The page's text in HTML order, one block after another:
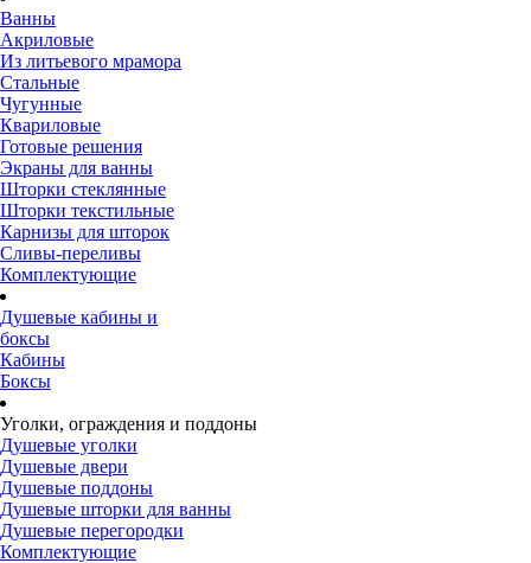
Ванны
Акриловые
Из литьевого мрамора
Стальные
Чугунные
Квариловые
Готовые решения
Экраны для ванны
Шторки стеклянные
Шторки текстильные
Карнизы для шторок
Сливы-переливы
Комплектующие
Душевые кабины и
боксы
Кабины
Боксы
Уголки, ограждения и поддоны
Душевые уголки
Душевые двери
Душевые поддоны
Душевые шторки для ванны
Душевые перегородки
Комплектующие